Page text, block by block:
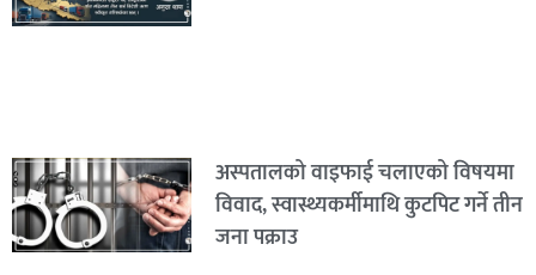
अस्पतालको वाइफाई चलाएको विषयमा
विवाद, स्वास्थ्यकर्मीमाथि कुटपिट गर्ने तीन
जना पक्राउ